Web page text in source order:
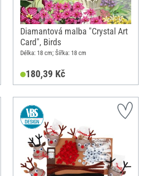
Diamantová malba "Crystal Art
Card", Birds
Délka: 18 cm; Šířka: 18 cm
180,39 Kč